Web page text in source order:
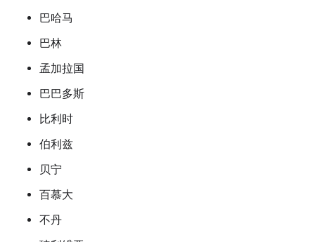
巴哈马
巴林
孟加拉国
巴巴多斯
比利时
伯利兹
贝宁
百慕大
不丹